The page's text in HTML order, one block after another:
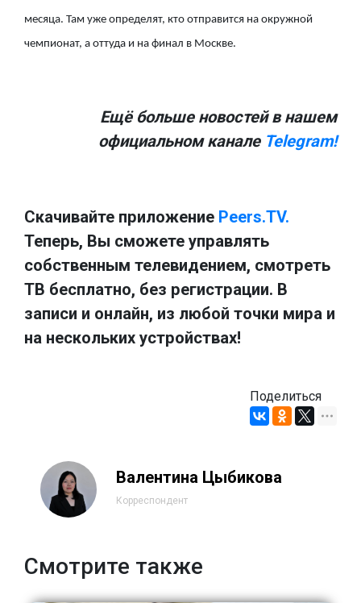
месяца. Там уже определят, кто отправится на окружной
чемпионат, а оттуда и на финал в Москве.
Ещё больше новостей в нашем
официальном канале Telegram!
Скачивайте приложение Peers.TV.
Теперь, Вы сможете управлять
собственным телевидением, смотреть
ТВ бесплатно, без регистрации. В
записи и онлайн, из любой точки мира и
на нескольких устройствах!
Поделиться
Валентина Цыбикова
Корреспондент
Смотрите также